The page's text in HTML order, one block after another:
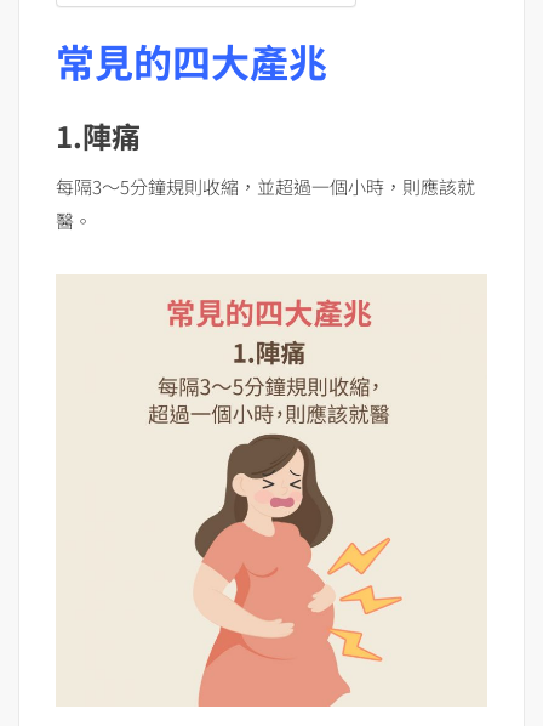
常見的四大產兆
1.陣痛
每隔3～5分鐘規則收縮，並超過一個小時，則應該就
醫。